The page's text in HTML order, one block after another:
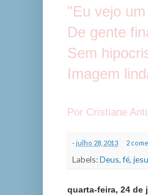
"Eu vejo
De gente
Sem
Imagem
Por Cristiane
-julho 28, 2013 2
Labels:Deus,fé,
quarta-feira, 24 de